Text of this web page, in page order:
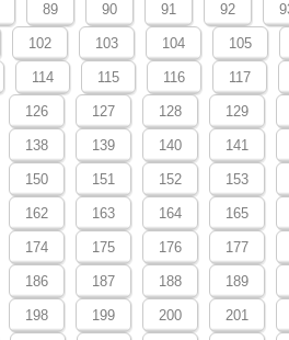
89 90 91 92
102 103 104 105
114 115 116 117
126 127 128 129
138 139 140 141
150 151 152 153
162 163 164 165
174 175 176 177
186 187 188 189
198 199 200 201